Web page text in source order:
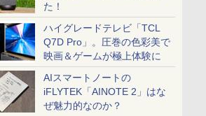
た！
ハイグレードテレビ「TCL
Q7D Pro」。圧巻の色彩美で
映画＆ゲームが極上体験に
AIスマートノートの
iFLYTEK「AINOTE 2」はな
ぜ魅力的なのか？